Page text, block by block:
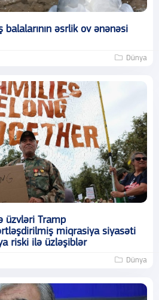
əsrlik ov ənənəsi
Dünya
üzvləri Tramp
miqrasiya siyasəti
riski ilə üzləşiblər
Dünya